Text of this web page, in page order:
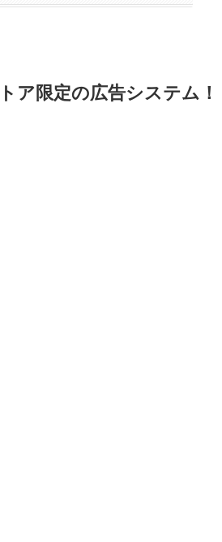
ア限定の広告システム！